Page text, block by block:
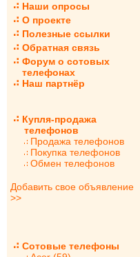
Наши опросы
О проекте
Полезные ссылки
Обратная связь
Форум о сотовых
телефонах
Наш партнёр
Купля-продажа
телефонов
Продажа телефонов
Покупка телефонов
Обмен телефонов
Добавить свое объявление
>>
Сотовые телефоны